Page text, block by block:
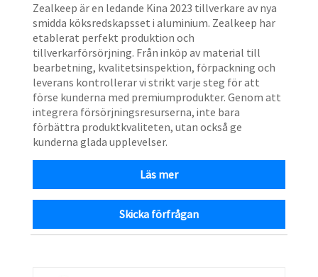
Zealkeep är en ledande Kina 2023 tillverkare av nya
smidda köksredskapsset i aluminium. Zealkeep har
etablerat perfekt produktion och
tillverkarförsörjning. Från inköp av material till
bearbetning, kvalitetsinspektion, förpackning och
leverans kontrollerar vi strikt varje steg för att
förse kunderna med premiumprodukter. Genom att
integrera försörjningsresurserna, inte bara
förbättra produktkvaliteten, utan också ge
kunderna glada upplevelser.
Läs mer
Skicka förfrågan